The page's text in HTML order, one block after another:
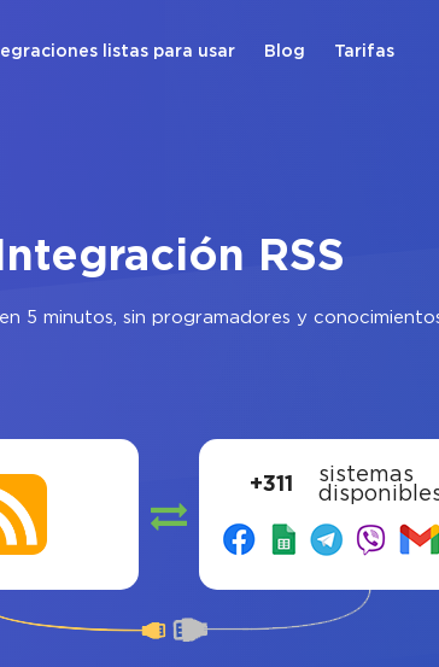
listas para usar Blog Tarifas
Integración RSS
5 minutos, sin programadores y
+311
sistemas